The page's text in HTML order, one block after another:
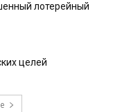
лотерейный
целей